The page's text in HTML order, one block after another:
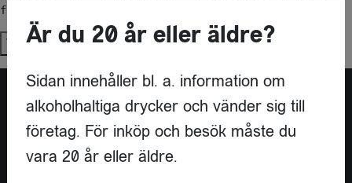
function
Try again
Är du leverantör?
Är du 20 år eller äldre?
Sidan innehåller bl. a. information om
alkoholhaltiga drycker och vänder sig till
företag. För inköp och besök måste du
vara 20 år eller äldre.